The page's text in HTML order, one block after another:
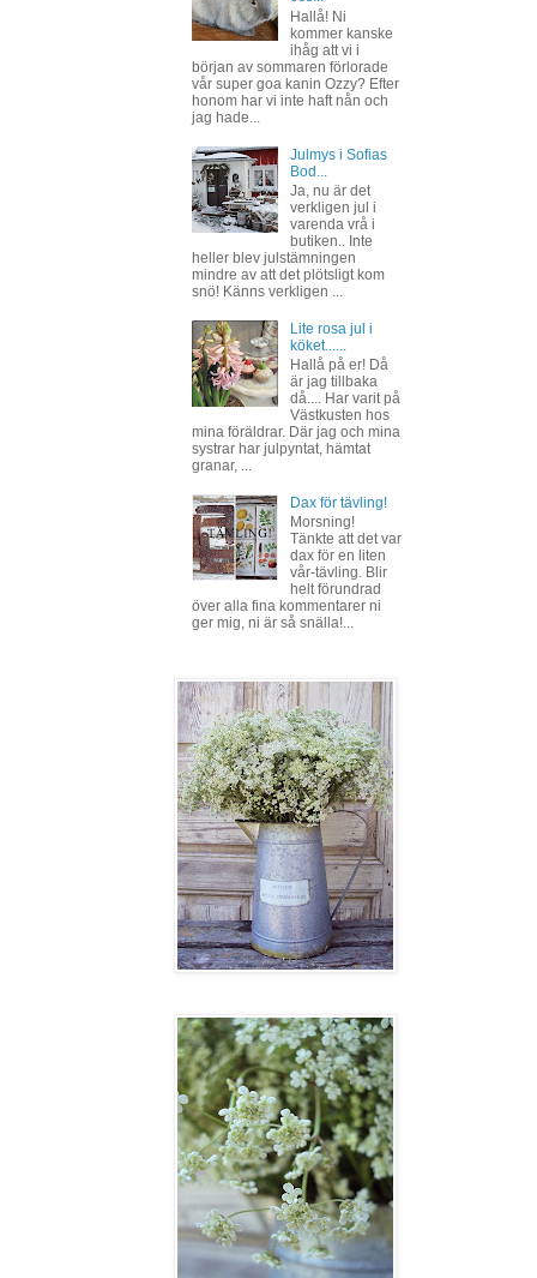
Hallå! Ni
kommer kanske
ihåg att vi i
början av sommaren förlorade
vår super goa kanin Ozzy? Efter
honom har vi inte haft nån och
jag hade...
Julmys i Sofias
Bod...
Ja, nu är det
verkligen jul i
varenda vrå i
butiken.. Inte
heller blev julstämningen
mindre av att det plötsligt kom
snö! Känns verkligen ...
Lite rosa jul i
köket......
Hallå på er! Då
är jag tillbaka
då.... Har varit på
Västkusten hos
mina föräldrar. Där jag och mina
systrar har julpyntat, hämtat
granar, ...
Dax för tävling!
Morsning!
Tänkte att det var
dax för en liten
vår-tävling. Blir
helt förundrad
över alla fina kommentarer ni
ger mig, ni är så snälla!...